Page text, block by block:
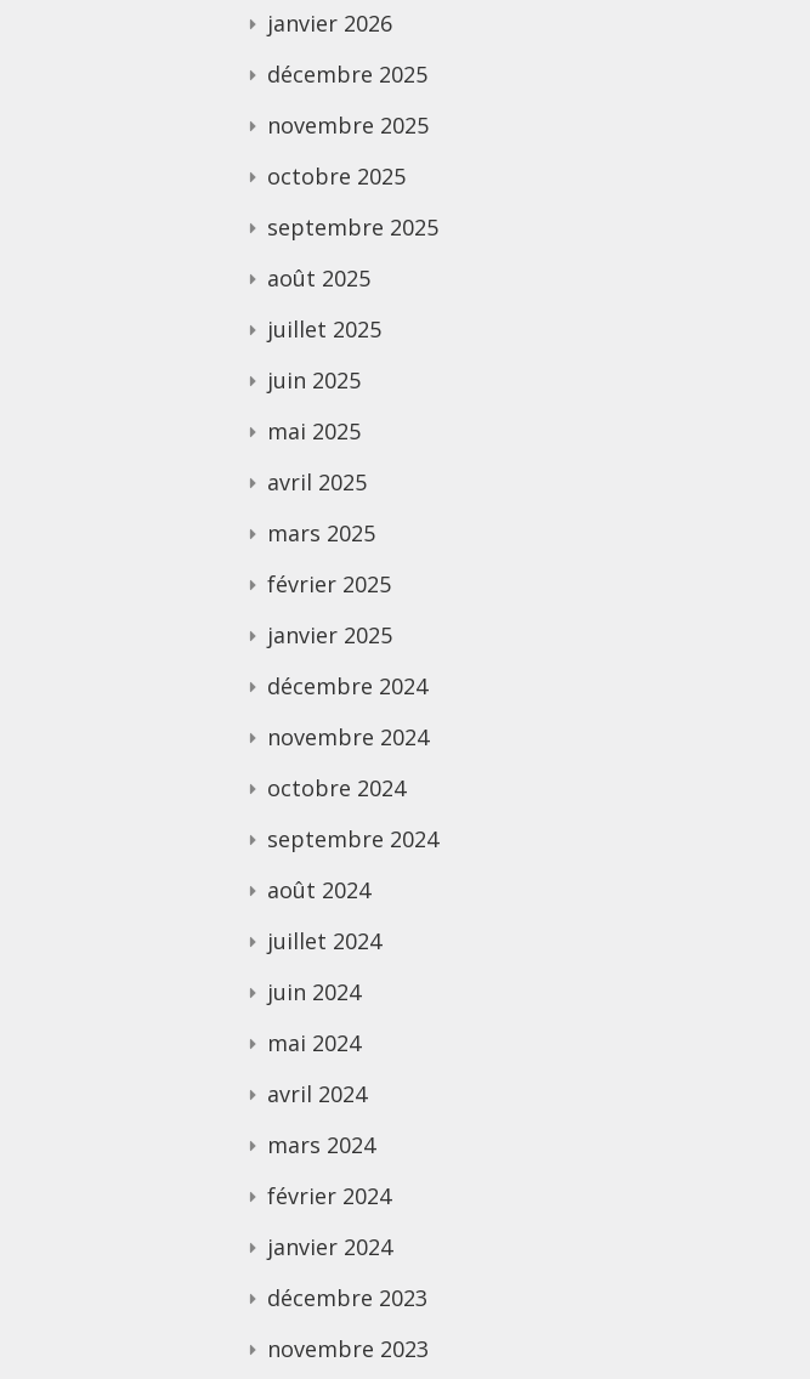
janvier 2026
décembre 2025
novembre 2025
octobre 2025
septembre 2025
août 2025
juillet 2025
juin 2025
mai 2025
avril 2025
mars 2025
février 2025
janvier 2025
décembre 2024
novembre 2024
octobre 2024
septembre 2024
août 2024
juillet 2024
juin 2024
mai 2024
avril 2024
mars 2024
février 2024
janvier 2024
décembre 2023
novembre 2023